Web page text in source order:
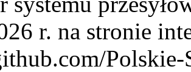
r. na stronie
Polskie-